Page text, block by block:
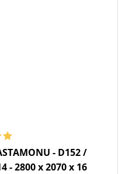
- D152 /
- 2800 x 2070 x 16